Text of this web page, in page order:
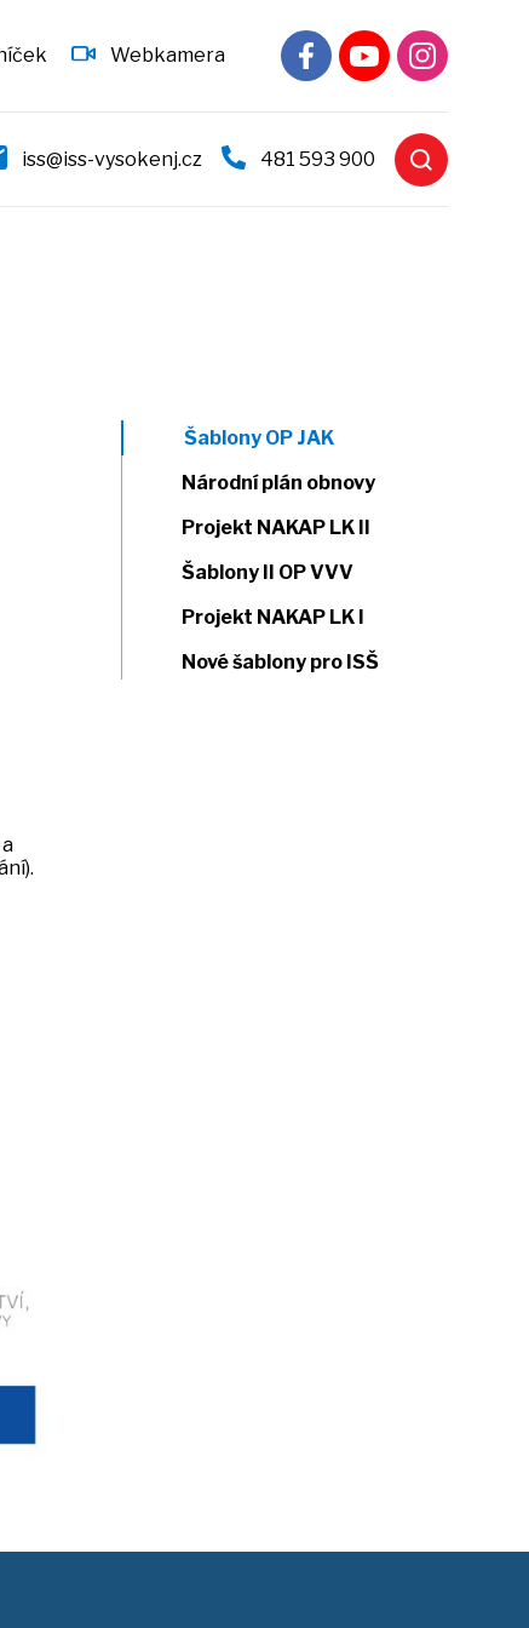
Webkamera
iss@iss-vysokenj.cz 481 593 900
Šablony OP JAK
Národní plán obnovy
Projekt NAKAP LK II
Šablony II OP VVV
Projekt NAKAP LK I
Nové šablony pro ISŠ